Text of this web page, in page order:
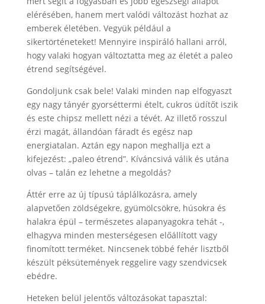
elérésében, hanem mert valódi változást hozhat az
emberek életében. Vegyük például a
sikertörténeteket! Mennyire inspiráló hallani arról,
hogy valaki hogyan változtatta meg az életét a paleo
étrend segítségével.
Gondoljunk csak bele! Valaki minden nap elfogyaszt
egy nagy tányér gyorséttermi ételt, cukros üdítőt iszik
és este chipsz mellett nézi a tévét. Az illető rosszul
érzi magát, állandóan fáradt és egész nap
energiatalan. Aztán egy napon meghallja ezt a
kifejezést: „paleo étrend”. Kíváncsivá válik és utána
olvas – talán ez lehetne a megoldás?
Áttér erre az új típusú táplálkozásra, amely
alapvetően zöldségekre, gyümölcsökre, húsokra és
halakra épül – természetes alapanyagokra tehát -,
elhagyva minden mesterségesen előállított vagy
finomított terméket. Nincsenek többé fehér lisztből
készült péksütemények reggelire vagy szendvicsek
ebédre.
Heteken belül jelentős változásokat tapasztal: